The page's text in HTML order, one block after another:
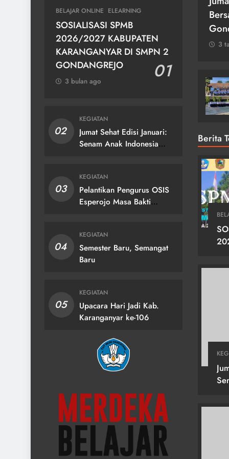
BELAJAR ONLINE ELEARNING
SOSIALISASI SPMB
2026/2027 KABUPATEN
KARANGANYAR DI SMPN 2
GONDANGREJO
01
3 bulan ago
02
KEGIATAN
Jumat Sehat Edisi Januari:
Senam Anak Indonesia
03
KEGIATAN
Pelantikan Pengurus OSIS
Esperojo Masa Bakti
04
KEGIATAN
Semester Baru, Semangat
Baru
05
KEGIATAN
Upacara Hari Jadi Kab.
Karanganyar ke-106
Bersama di SMP Negeri 2
Gondangrejo
3 tahun ago
3
Berita
2